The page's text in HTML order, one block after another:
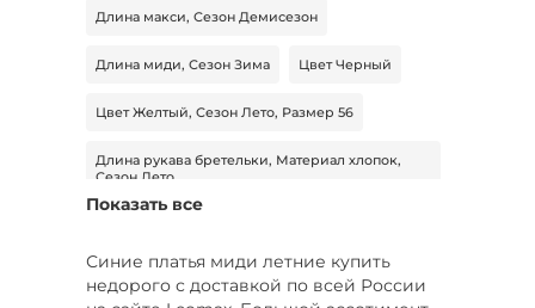
Длина макси, Сезон Демисезон
Длина миди, Сезон Зима Цвет Черный
Цвет Желтый, Сезон Лето, Размер 56
Длина рукава бретельки, Материал хлопок,
Сезон Лето
Цвет Красный, Длина рукава длинный,
Показать все
Синие платья миди летние купить
недорого с доставкой по всей России